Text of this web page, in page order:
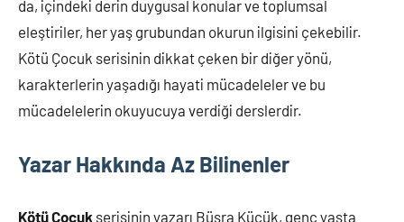
da, içindeki derin duygusal konular ve toplumsal
eleştiriler, her yaş grubundan okurun ilgisini çekebilir.
Kötü Çocuk serisinin dikkat çeken bir diğer yönü,
karakterlerin yaşadığı hayati mücadeleler ve bu
mücadelelerin okuyucuya verdiği derslerdir.
Yazar Hakkında Az Bilinenler
Kötü Çocuk serisinin yazarı Büşra Küçük, genç yaşta